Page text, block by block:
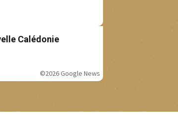
Calédonie
©2026 Google News